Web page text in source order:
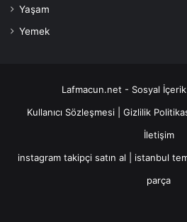
Yaşam
Yemek
Lafmacun.net - Sosyal
Kullanıcı Sözleşmesi
Gizlilik
İletişim
instagram takipçi satın al
istanbul
parça